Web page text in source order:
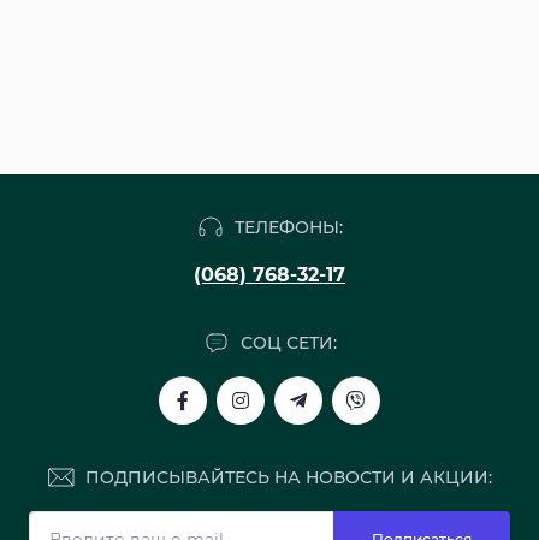
ТЕЛЕФОНЫ:
(068) 768-32-17
СОЦ СЕТИ:
ПОДПИСЫВАЙТЕСЬ НА НОВОСТИ И АКЦИИ: